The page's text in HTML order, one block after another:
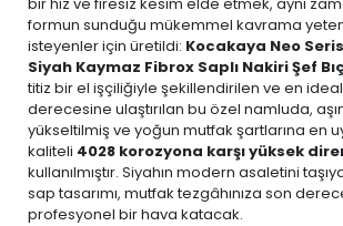
formun sunduğu mükemmel kavrama
isteyenler için üretildi: Kocakaya Neo
Siyah Kaymaz Fibrox Saplı Nakiri Şef
titiz bir el işçiliğiyle şekillendirilen ve en
derecesine ulaştırılan bu özel namluda,
yükseltilmiş ve yoğun mutfak şartlarına en
kaliteli 4028 korozyona karşı yüksek
kullanılmıştır. Siyahın modern asaletini
sap tasarımı, mutfak tezgâhınıza son
profesyonel bir hava katacak.